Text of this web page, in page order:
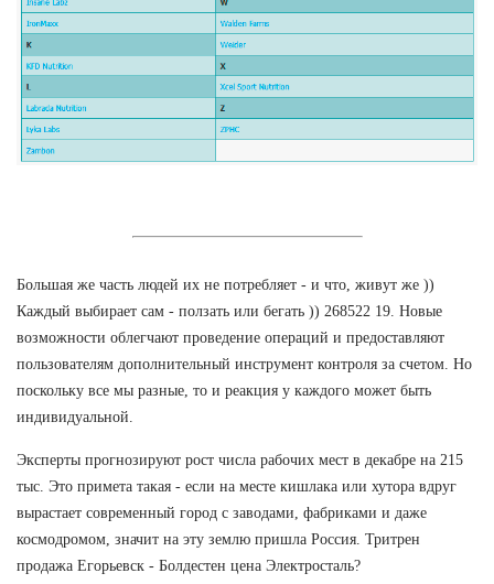
Большая же часть людей их не потребляет - и что, живут же ))
Каждый выбирает сам - ползать или бегать )) 268522 19. Новые
возможности облегчают проведение операций и предоставляют
пользователям дополнительный инструмент контроля за счетом. Но
поскольку все мы разные, то и реакция у каждого может быть
индивидуальной.
Эксперты прогнозируют рост числа рабочих мест в декабре на 215
тыс. Это примета такая - если на месте кишлака или хутора вдруг
вырастает современный город с заводами, фабриками и даже
космодромом, значит на эту землю пришла Россия. Тритрен
продажа Егорьевск - Болдестен цена Электросталь?